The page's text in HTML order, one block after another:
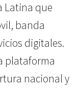
Latina que
banda
digitales.
plataforma
nacional y